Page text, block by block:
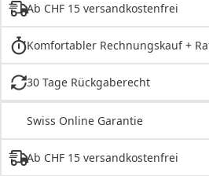
Ab CHF 15 versandkostenfrei
Komfortabler Rechnungskauf +
30 Tage Rückgaberecht
Swiss Online Garantie
Ab CHF 15 versandkostenfrei